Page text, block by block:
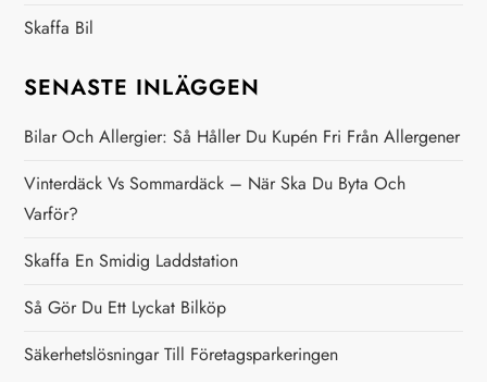
e
r
i
n
g
Skaffa Bil
SENASTE INLÄGGEN
Bilar Och Allergier: Så Håller Du Kupén Fri Från Allergener
Vinterdäck Vs Sommardäck – När Ska Du Byta Och
Varför?
Skaffa En Smidig Laddstation
Så Gör Du Ett Lyckat Bilköp
Säkerhetslösningar Till Företagsparkeringen